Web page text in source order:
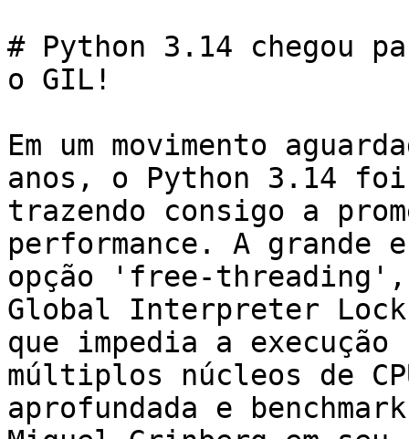
# Python 3.14 chegou
o GIL!
Em um movimento
anos, o Python 3.14
trazendo consigo a
performance. A
opção 'free-
Global Interpreter
que impedia a
múltiplos núcleos de
aprofundada e